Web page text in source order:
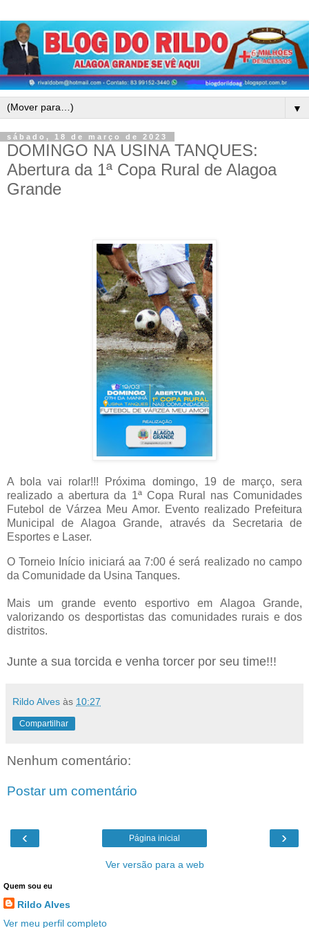
▼
sábado, 18 de março de 2023
DOMINGO NA USINA TANQUES:
Abertura da 1ª Copa Rural de Alagoa
Grande
A bola vai rolar!!! Próxima domingo, 19 de março, sera
realizado a abertura da 1ª Copa Rural nas Comunidades
Futebol de Várzea Meu Amor. Evento realizado Prefeitura
Municipal de Alagoa Grande, através da Secretaria de
Esportes e Laser.
O Torneio Início iniciará aa 7:00 é será realizado no campo
da Comunidade da Usina Tanques.
Mais um grande evento esportivo em Alagoa Grande,
valorizando os desportistas das comunidades rurais e dos
distritos.
Junte a sua torcida e venha torcer por seu time!!!
Rildo Alves às 10:27
Compartilhar
Nenhum comentário:
Postar um comentário
‹ ›
Página inicial
Ver versão para a web
Quem sou eu
Rildo Alves
Ver meu perfil completo